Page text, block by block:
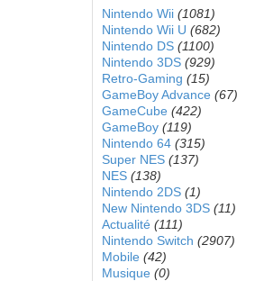
Nintendo Wii (1081)
Nintendo Wii U (682)
Nintendo DS (1100)
Nintendo 3DS (929)
Retro-Gaming (15)
GameBoy Advance (67)
GameCube (422)
GameBoy (119)
Nintendo 64 (315)
Super NES (137)
NES (138)
Nintendo 2DS (1)
New Nintendo 3DS (11)
Actualité (111)
Nintendo Switch (2907)
Mobile (42)
Musique (0)